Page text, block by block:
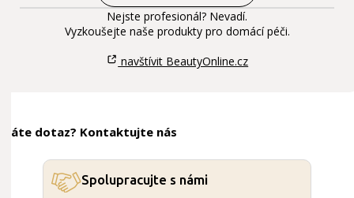
Nejste profesionál? Nevadí.
Vyzkoušejte naše produkty pro domácí péči.
navštívit BeautyOnline.cz
Máte dotaz? Kontaktujte nás
Spolupracujte s námi